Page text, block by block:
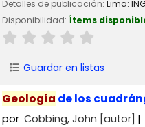
Detalles de publicación: Lima:
Disponibilidad: Ítems
Guardar en listas
Geología de los
por Cobbing, John [autor]